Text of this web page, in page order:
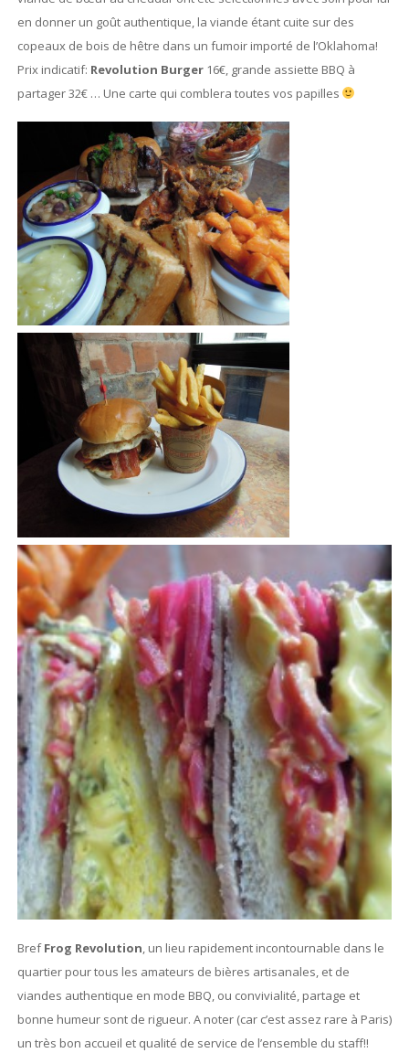
en donner un goût authentique, la viande étant cuite sur des
copeaux de bois de hêtre dans un fumoir importé de l’Oklahoma!
Prix indicatif: Revolution Burger16€, grande assiette BBQ à
partager 32€ … Une carte qui comblera toutes vos papilles
BrefFrog Revolution, un lieu rapidement incontournable dans le
quartier pour tous les amateurs de bières artisanales, et de
viandes authentique en mode BBQ, ou convivialité, partage et
bonne humeur sont de rigueur. A noter (car c’est assez rare à Paris)
un très bon accueil et qualité de service de l’ensemble du staff!!